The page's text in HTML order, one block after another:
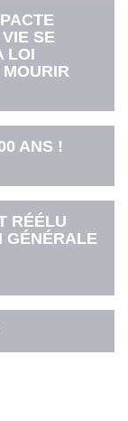
SE
LOI
ANS !
RÉÉLU
GÉNÉRALE